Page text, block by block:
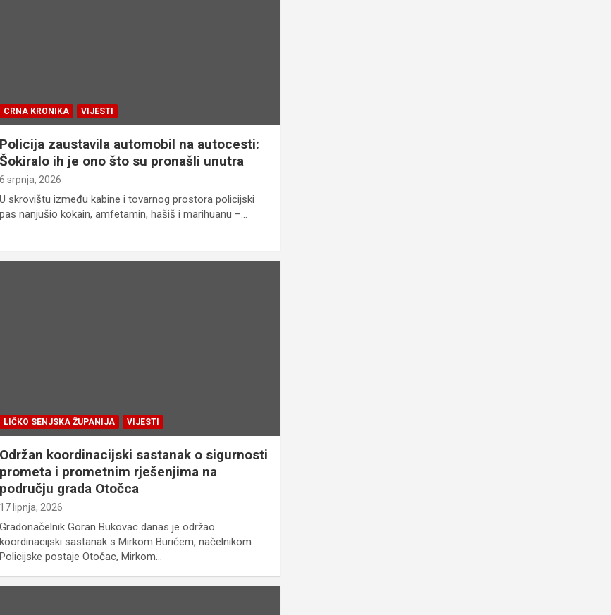
CRNA KRONIKA VIJESTI
Policija zaustavila automobil na autocesti:
Šokiralo ih je ono što su pronašli unutra
6 srpnja, 2026
U skrovištu između kabine i tovarnog prostora policijski
pas nanjušio kokain, amfetamin, hašiš i marihuanu –…
LIČKO SENJSKA ŽUPANIJA VIJESTI
Održan koordinacijski sastanak o sigurnosti
prometa i prometnim rješenjima na
području grada Otočca
17 lipnja, 2026
Gradonačelnik Goran Bukovac danas je održao
koordinacijski sastanak s Mirkom Burićem, načelnikom
Policijske postaje Otočac, Mirkom…